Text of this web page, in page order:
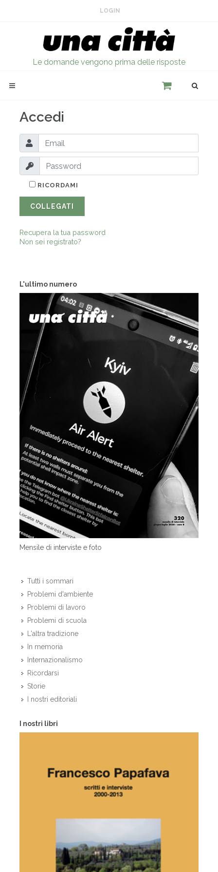
LOGIN
Le domande vengono prima delle risposte
L'ultimo numero
Mensile di interviste e foto
Tutti i sommari
Problemi d'ambiente
Problemi di lavoro
Problemi di scuola
L'altra tradizione
In memoria
Internazionalismo
Ricordarsi
Storie
I nostri editoriali
I nostri libri
Accedi
RICORDAMI
COLLEGATI
Recupera la tua password
Non sei registrato?